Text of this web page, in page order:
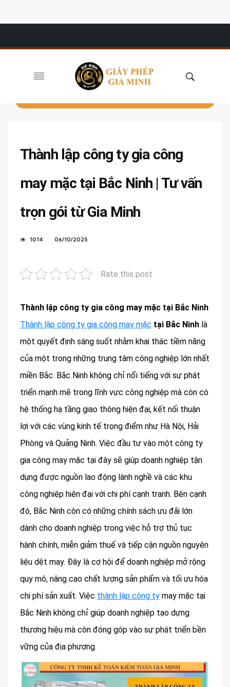
Thành lập công ty gia công
may mặc tại Bắc Ninh | Tư vấn
trọn gói từ Gia Minh
1014 06/10/2025
Rate this post
Thành lập công ty gia công may mặc tại Bắc Ninh
Thành lập công ty gia công may mặc tại Bắc Ninh là
một quyết định sáng suốt nhằm khai thác tiềm năng
của một trong những trung tâm công nghiệp lớn nhất
miền Bắc. Bắc Ninh không chỉ nổi tiếng với sự phát
triển mạnh mẽ trong lĩnh vực công nghiệp mà còn có
hệ thống hạ tầng giao thông hiện đại, kết nối thuận
lợi với các vùng kinh tế trọng điểm như Hà Nội, Hải
Phòng và Quảng Ninh. Việc đầu tư vào một công ty
gia công may mặc tại đây sẽ giúp doanh nghiệp tận
dụng được nguồn lao động lành nghề và các khu
công nghiệp hiện đại với chi phí cạnh tranh. Bên cạnh
đó, Bắc Ninh còn có những chính sách ưu đãi lớn
dành cho doanh nghiệp trong việc hỗ trợ thủ tục
hành chính, miễn giảm thuế và tiếp cận nguồn nguyên
liệu dệt may. Đây là cơ hội để doanh nghiệp mở rộng
quy mô, nâng cao chất lượng sản phẩm và tối ưu hóa
chi phí sản xuất. Việc thành lập công ty may mặc tại
Bắc Ninh không chỉ giúp doanh nghiệp tạo dựng
thương hiệu mà còn đóng góp vào sự phát triển bền
vững của địa phương.